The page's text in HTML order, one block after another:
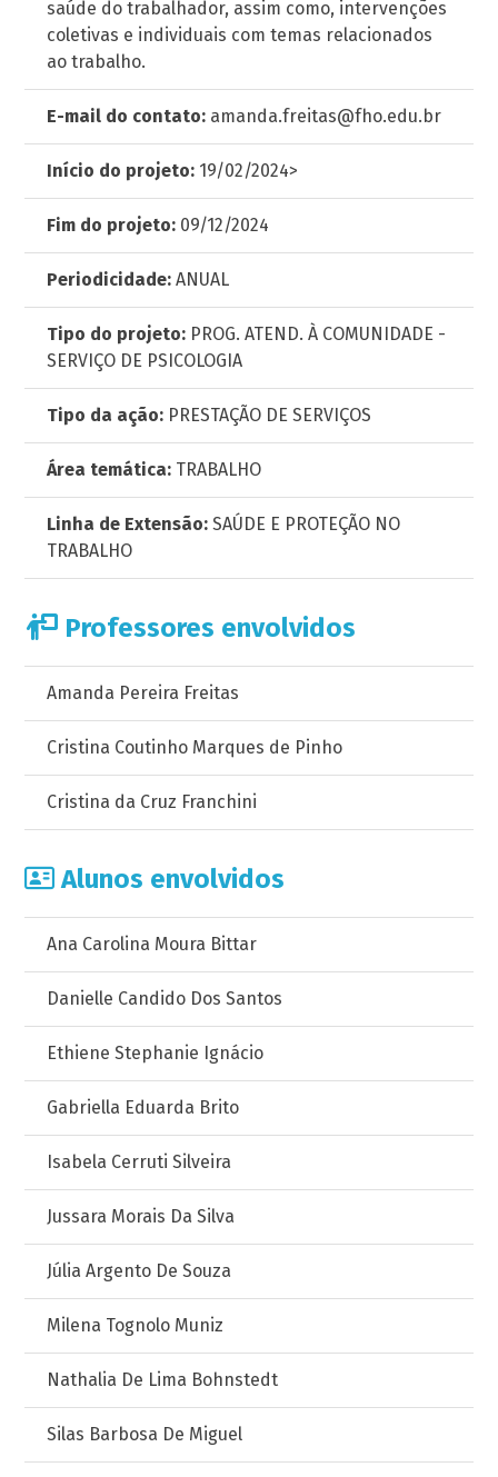
saúde do trabalhador, assim como, intervenções
coletivas e individuais com temas relacionados
ao trabalho.
E-mail do contato: amanda.freitas@fho.edu.br
Início do projeto: 19/02/2024>
Fim do projeto: 09/12/2024
Periodicidade: ANUAL
Tipo do projeto: PROG. ATEND. À COMUNIDADE -
SERVIÇO DE PSICOLOGIA
Tipo da ação: PRESTAÇÃO DE SERVIÇOS
Área temática: TRABALHO
Linha de Extensão: SAÚDE E PROTEÇÃO NO
TRABALHO
Professores envolvidos
Amanda Pereira Freitas
Cristina Coutinho Marques de Pinho
Cristina da Cruz Franchini
Alunos envolvidos
Ana Carolina Moura Bittar
Danielle Candido Dos Santos
Ethiene Stephanie Ignácio
Gabriella Eduarda Brito
Isabela Cerruti Silveira
Jussara Morais Da Silva
Júlia Argento De Souza
Milena Tognolo Muniz
Nathalia De Lima Bohnstedt
Silas Barbosa De Miguel